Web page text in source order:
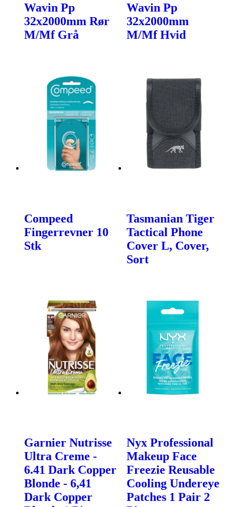
Wavin Pp
32x2000mm Rør
M/Mf Grå
Wavin Pp
32x2000mm
M/Mf Hvid
Compeed
Fingerrevner 10
Stk
Tasmanian Tiger
Tactical Phone
Cover L, Cover,
Sort
Garnier Nutrisse
Ultra Creme -
6.41 Dark Copper
Blonde - 6,41
Dark Copper
Nyx Professional
Makeup Face
Freezie Reusable
Cooling Undereye
Patches 1 Pair 2